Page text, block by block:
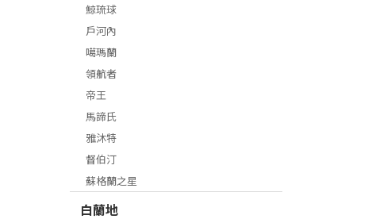
鯨琉球
戶河內
噶瑪蘭
領航者
帝王
馬諦氏
雅沐特
督伯汀
蘇格蘭之星
白蘭地